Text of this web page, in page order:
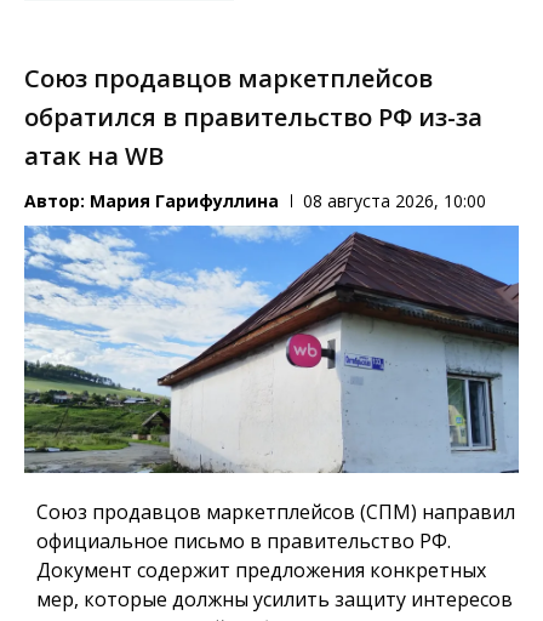
Союз продавцов маркетплейсов
обратился в правительство РФ из-за
атак на WB
Автор: Мария Гарифуллина 08 августа 2026, 10:00
Союз продавцов маркетплейсов (СПМ) направил
официальное письмо в правительство РФ.
Документ содержит предложения конкретных
мер, которые должны усилить защиту интересов